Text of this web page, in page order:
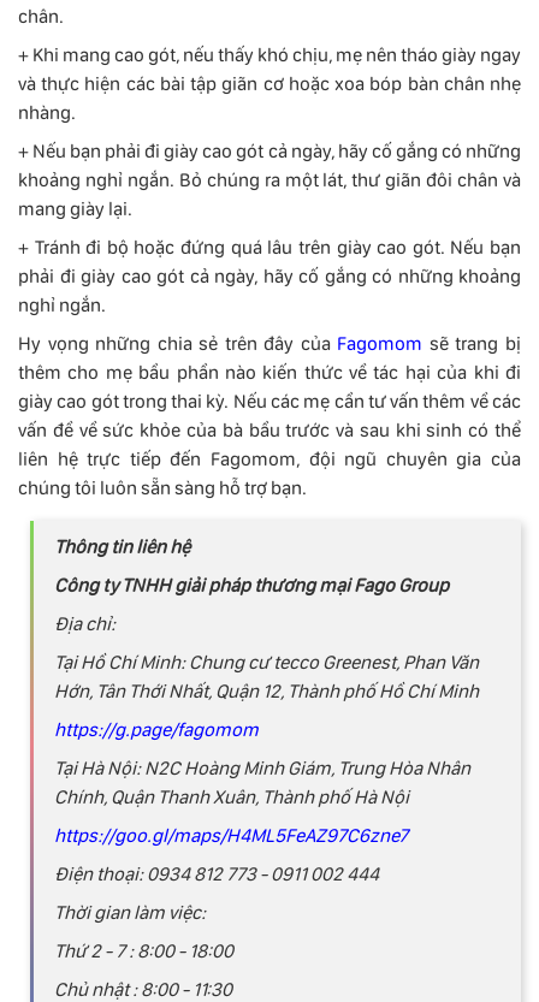
chân.
+ Khi mang cao gót, nếu thấy khó chịu, mẹ nên tháo giày ngay
và thực hiện các bài tập giãn cơ hoặc xoa bóp bàn chân nhẹ
nhàng.
+ Nếu bạn phải đi giày cao gót cả ngày, hãy cố gắng có những
khoảng nghỉ ngắn. Bỏ chúng ra một lát, thư giãn đôi chân và
mang giày lại.
+ Tránh đi bộ hoặc đứng quá lâu trên giày cao gót. Nếu bạn
phải đi giày cao gót cả ngày, hãy cố gắng có những khoảng
nghỉ ngắn.
Hy vọng những chia sẻ trên đây của Fagomom sẽ trang bị
thêm cho mẹ bầu phần nào kiến thức về tác hại của khi đi
giày cao gót trong thai kỳ. Nếu các mẹ cần tư vấn thêm về các
vấn đề về sức khỏe của bà bầu trước và sau khi sinh có thể
liên hệ trực tiếp đến Fagomom, đội ngũ chuyên gia của
chúng tôi luôn sẵn sàng hỗ trợ bạn.
Thông tin liên hệ
Công ty TNHH giải pháp thương mại Fago Group
Địa chỉ:
Tại Hồ Chí Minh: Chung cư tecco Greenest, Phan Văn
Hớn, Tân Thới Nhất, Quận 12, Thành phố Hồ Chí Minh
https://g.page/fagomom
Tại Hà Nội: N2C Hoàng Minh Giám, Trung Hòa Nhân
Chính, Quận Thanh Xuân, Thành phố Hà Nội
https://goo.gl/maps/H4ML5FeAZ97C6zne7
Điện thoại: 0934 812 773 - 0911 002 444
Thời gian làm việc:
Thứ 2 - 7 : 8:00 - 18:00
Chủ nhật : 8:00 - 11:30